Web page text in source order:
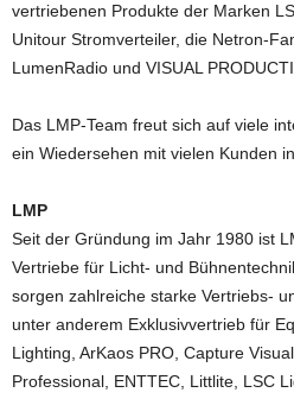
vertriebenen Produkte der Marken
Unitour Stromverteiler, die Netron-
LumenRadio und VISUAL
Das LMP-Team freut sich auf viele
ein Wiedersehen mit vielen Kunden
LMP
Seit der Gründung im Jahr 1980 ist
Vertriebe für Licht- und
sorgen zahlreiche starke Vertriebs-
unter anderem Exklusivvertrieb für
Lighting, ArKaos PRO, Capture
Professional, ENTTEC, Littlite, LSC